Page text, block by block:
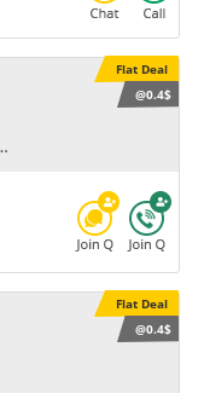
Flat Deal
@0.4$
रीडिंग, ध्यान
Flat Deal
@0.4$